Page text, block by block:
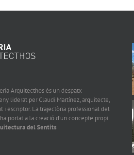
Arquitecthos és un despatx
liderat per Claudi Martínez, arquitecte,
i escriptor. La trajectòria professional del
portat a la creació d’un concepte propi
del Sentits